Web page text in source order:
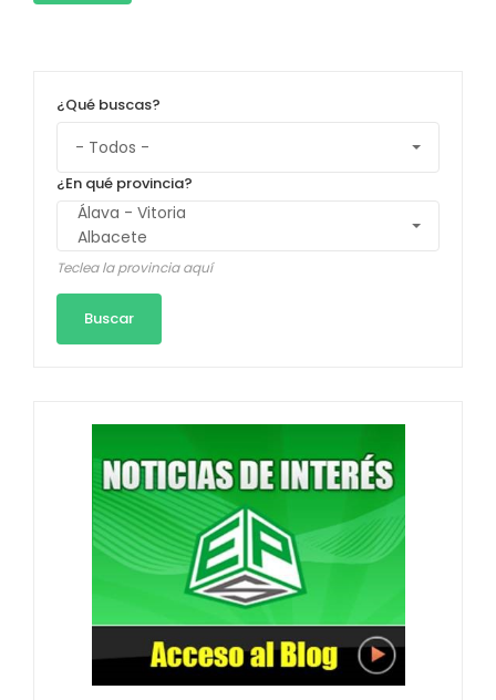
¿Qué buscas?
¿En qué provincia?
Teclea la provincia aquí